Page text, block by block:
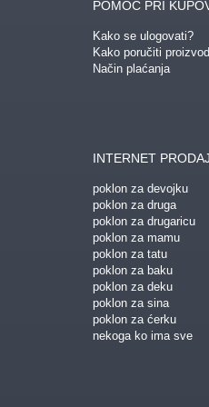
POMOĆ PRI
Kako se ulogovati?
Kako poručiti
Način plaćanja
INTERNET
poklon za devojku
poklon za druga
poklon za drugaricu
poklon za mamu
poklon za tatu
poklon za baku
poklon za deku
poklon za sina
poklon za ćerku
nekoga ko ima sve